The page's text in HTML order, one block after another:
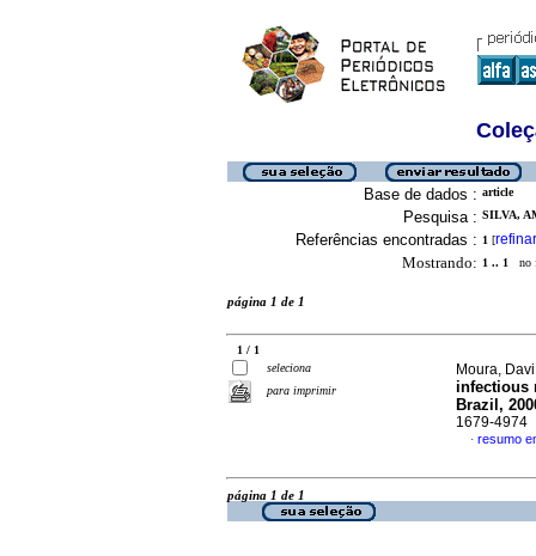
Base de dados : article
Pesquisa : SILVA,
Referências encontradas : 1 [refinar
Mostrando: 1 .. 1 no
página 1 de 1
1 / 1
seleciona
para imprimir
Moura,
infectious
Brazil,
1679-4974
· resumo
página 1 de 1